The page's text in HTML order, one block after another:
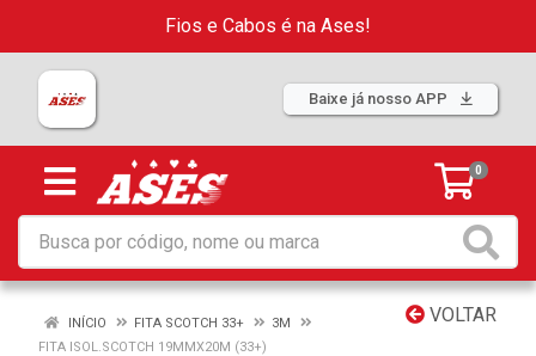
Fios e Cabos é na Ases!
Baixe já nosso APP
0
VOLTAR
INÍCIO FITA SCOTCH 33+
3M
FITA ISOL.SCOTCH 19MMX20M (33+)